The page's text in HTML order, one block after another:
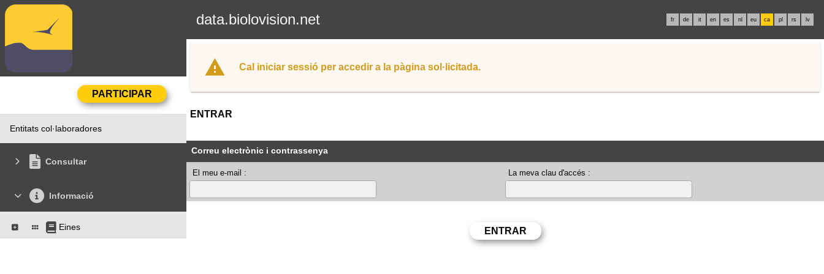
data.biolovision.net fr de it en es nl eu ca pl rs lv
Entitats col·laboradores
Consultar
Informació
Eines
Cal iniciar sessió per accedir a la pàgina sol·licitada.
ENTRAR
Correu electrònic i contrassenya
El meu e-mail : La meva clau d'accés :